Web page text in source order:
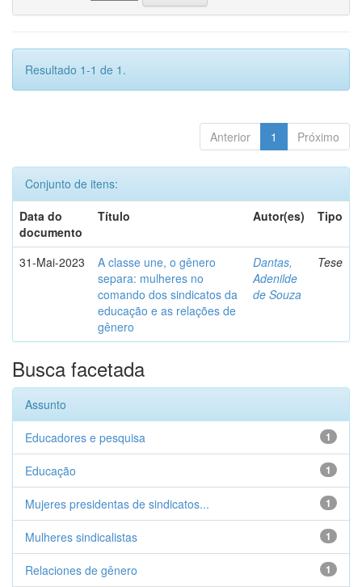
Resultado 1-1 de 1.
Anterior 1 Próximo
Conjunto de itens:
Data do
documento
Título Autor(es) Tipo
31-Mai-2023
A classe une, o gênero
separa: mulheres no
comando dos sindicatos da
educação e as relações de
gênero
Dantas,
Adenilde
de Souza
Tese
Busca facetada
Assunto
1
Educadores e pesquisa
1
Educação
1
Mujeres presidentas de sindicatos...
1
Mulheres sindicalistas
1
Relaciones de gênero